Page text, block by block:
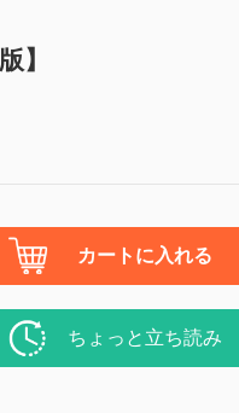
】
カートに入れる
ちょっと立ち読み